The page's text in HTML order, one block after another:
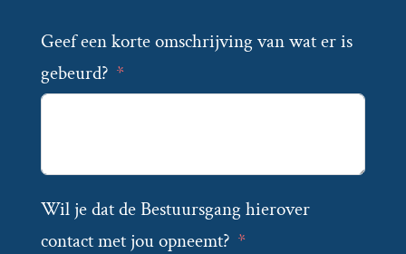
Geef een korte omschrijving van wat er is
gebeurd?
Wil je dat de Bestuursgang hierover
contact met jou opneemt?